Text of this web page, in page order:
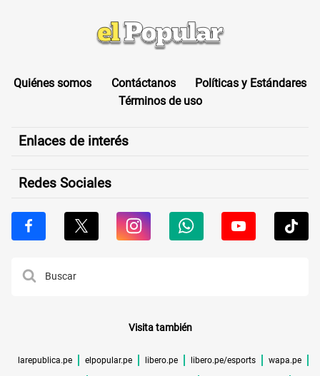
Quiénes somos Contáctanos
Políticas y Estándares
Términos de uso
Enlaces de interés
Redes Sociales
Visita también
larepublica.pe elpopular.pe libero.pe libero.pe/esports wapa.pe